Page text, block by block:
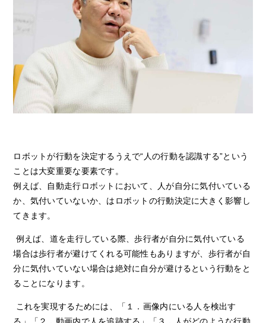
ロボットが行動を決定するうえで“人の行動を認識する”という
ことは大変重要な要素です。
例えば、自動走行ロボットにおいて、人が自分に気付いている
か、気付いていないか、はロボットの行動決定に大きく影響し
てきます。
例えば、道を走行している際、歩行者が自分に気付いている
場合は歩行者が避けてくれる可能性もありますが、歩行者が自
分に気付いていない場合は絶対に自分が避けるという行動をと
ることになります。
これを実現するためには、「１．画像内にいる人を検出す